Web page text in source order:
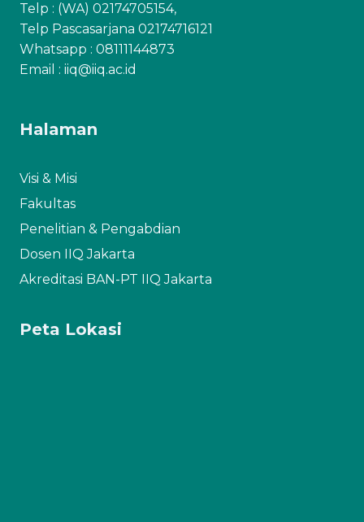
Telp : (WA) 02174705154,
Telp Pascasarjana 02174716121
Whatsapp : 08111144873
Email : iiq@iiq.ac.id
Halaman
Visi & Misi
Fakultas
Penelitian & Pengabdian
Dosen IIQ Jakarta
Akreditasi BAN-PT IIQ Jakarta
Peta Lokasi